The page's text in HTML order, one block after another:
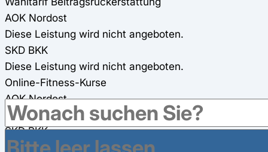
AOK Nordost
Diese Leistung wird nicht angeboten.
SKD BKK
Diese Leistung wird nicht angeboten.
Online-Fitness-Kurse
AOK Nordost
Onlinekurse über CyberHealth
SKD BKK
Diese Leistung wird nicht angeboten.